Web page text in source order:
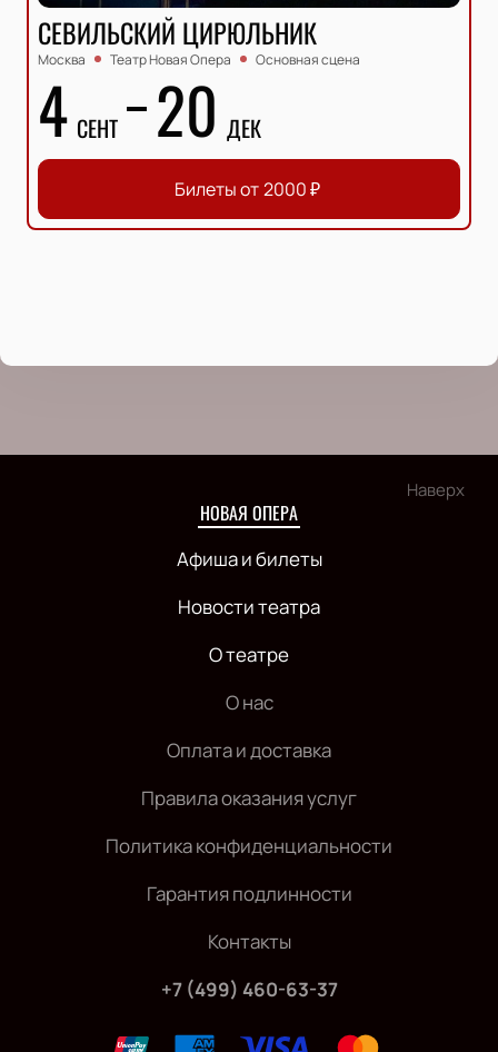
СЕВИЛЬСКИЙ ЦИРЮЛЬНИК
Москва Театр Новая Опера Основная сцена
4 СЕНТ 20 ДЕК
Билеты от 2000₽
Наверх
НОВАЯ ОПЕРА
Афиша и билеты
Новости театра
О театре
О нас
Оплата и доставка
Правила оказания услуг
Политика конфиденциальности
Гарантия подлинности
Контакты
+7 (499) 460-63-37